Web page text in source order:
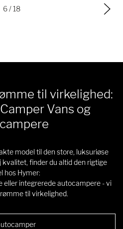
6/ 18
til virkelighed:
Vans og
model til den store, luksuriøse
finder du altid den rigtige
hos Hymer:
eller integrerede autocampere - vi
til virkelighed.